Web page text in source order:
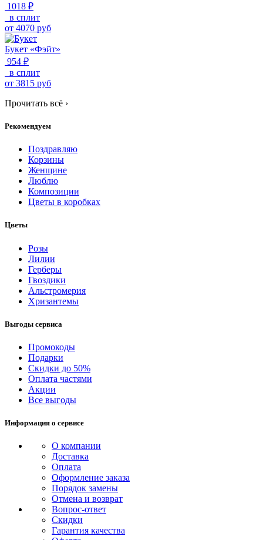
1018 ₽
в сплит
от 4070 руб
Букет «Фэйт»
954 ₽
в сплит
от 3815 руб
Прочитать всё ›
Рекомендуем
Поздравляю
Корзины
Женщине
Люблю
Композиции
Цветы в коробках
Цветы
Розы
Лилии
Герберы
Гвоздики
Альстромерия
Хризантемы
Выгоды сервиса
Промокоды
Подарки
Скидки до 50%
Оплата частями
Акции
Все выгоды
Информация о сервисе
О компании
Доставка
Оплата
Оформление заказа
Порядок замены
Отмена и возврат
Вопрос-ответ
Скидки
Гарантия качества